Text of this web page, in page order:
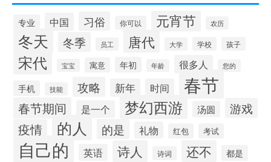
专业 中国 习俗 你可以 元宵节 农历
冬天 冬季 员工 唐代 大学 学校 孩子
宋代 宝宝 寓意 年初 年龄 很多人 您的
手机 技能 攻略 新年 时间 春节
春节期间 是一个 梦幻西游 汤圆 游戏
疫情 的人 的是 礼物 红包 考试
自己的 英语 诗人 诗词 还不 都是